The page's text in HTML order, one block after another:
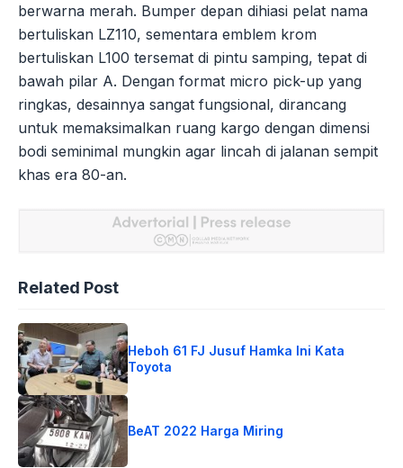
berwarna merah. Bumper depan dihiasi pelat nama
bertuliskan LZ110, sementara emblem krom
bertuliskan L100 tersemat di pintu samping, tepat di
bawah pilar A. Dengan format micro pick-up yang
ringkas, desainnya sangat fungsional, dirancang
untuk memaksimalkan ruang kargo dengan dimensi
bodi seminimal mungkin agar lincah di jalanan sempit
khas era 80-an.
Related Post
Heboh 61 FJ Jusuf Hamka Ini Kata
Toyota
BeAT 2022 Harga Miring